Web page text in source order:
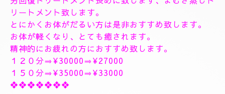
❖❖❖❖❖❖❖❖❖❖❖❖❖❖
🥀🌹新しいコース🥀🌹
こちらのコースとても人気の高いトリートメントコー
スになります。
🥀🌹極上全身リンパドレナージュトリートメントコー
ス🥀🌹
全身極上全身リンパドレナージュトリートメント致し